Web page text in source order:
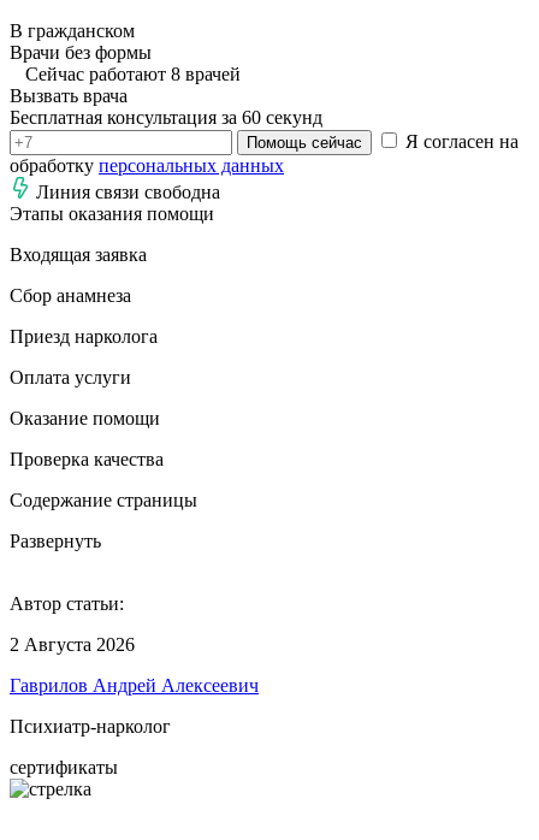
В гражданском
Врачи без формы
Сейчас работают 8 врачей
Вызвать врача
Бесплатная консультация за 60 секунд
Помощь сейчас
Я согласен на
обработку персональных данных
Линия связи свободна
Этапы оказания помощи
Входящая заявка
Сбор анамнеза
Приезд нарколога
Оплата услуги
Оказание помощи
Проверка качества
Содержание страницы
Развернуть
Автор статьи:
2 Августа 2026
Гаврилов Андрей Алексеевич
Психиатр-нарколог
сертификаты